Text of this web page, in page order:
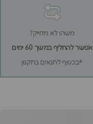
משהו לא מדוייק?
אפשר להחליף במשך 60 ימים
*בכפוף לתנאים בתקנון